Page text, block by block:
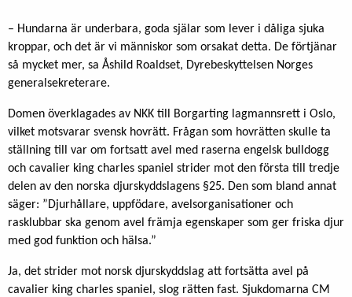
– Hundarna är underbara, goda själar som lever i dåliga sjuka
kroppar, och det är vi människor som orsakat detta. De förtjänar
så mycket mer, sa Åshild Roaldset, Dyrebeskyttelsen Norges
generalsekreterare.
Domen överklagades av NKK till Borgarting lagmannsrett i Oslo,
vilket motsvarar svensk hovrätt. Frågan som hovrätten skulle ta
ställning till var om fortsatt avel med raserna engelsk bulldogg
och cavalier king charles spaniel strider mot den första till tredje
delen av den norska djurskyddslagens §25. Den som bland annat
säger: ”Djurhållare, uppfödare, avelsorganisationer och
rasklubbar ska genom avel främja egenskaper som ger friska djur
med god funktion och hälsa.”
Ja, det strider mot norsk djurskyddslag att fortsätta avel på
cavalier king charles spaniel, slog rätten fast. Sjukdomarna CM